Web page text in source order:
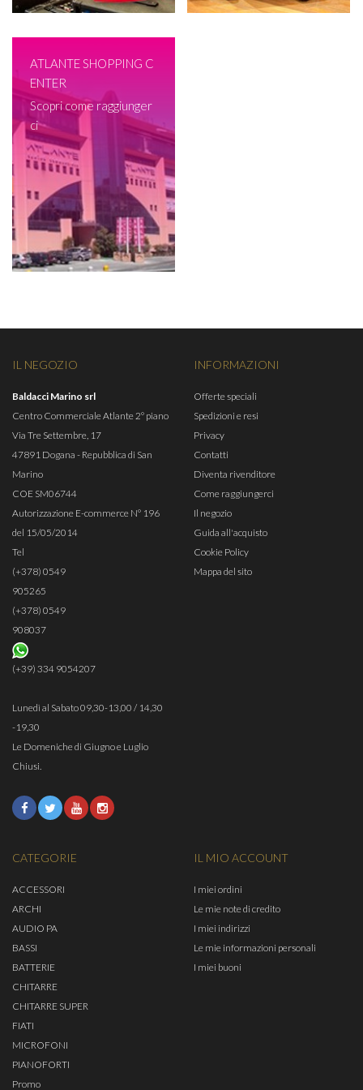
ATLANTE SHOPPING C
ENTER
Scopri come raggiunger
ci
IL NEGOZIO
Baldacci Marino srl
Centro Commerciale Atlante 2° piano
Via Tre Settembre, 17
47891 Dogana - Repubblica di San
Marino
COE SM06744
Autorizzazione E-commerce N° 196
del 15/05/2014
Tel
(+378) 0549
905265
(+378) 0549
908037
(+39) 334 9054207
Lunedì al Sabato 09,30-13,00 / 14,30
-19,30
Le Domeniche di Giugno e Luglio
Chiusi.
INFORMAZIONI
Offerte speciali
Spedizioni e resi
Privacy
Contatti
Diventa rivenditore
Come raggiungerci
Il negozio
Guida all'acquisto
Cookie Policy
Mappa del sito
CATEGORIE
ACCESSORI
ARCHI
AUDIO PA
BASSI
BATTERIE
CHITARRE
CHITARRE SUPER
FIATI
MICROFONI
PIANOFORTI
Promo
IL MIO ACCOUNT
I miei ordini
Le mie note di credito
I miei indirizzi
Le mie informazioni personali
I miei buoni